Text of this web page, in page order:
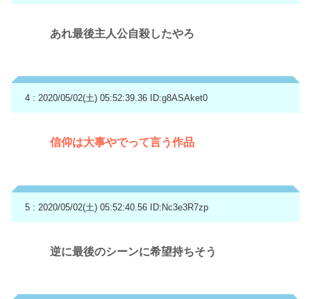
あれ最後主人公自殺したやろ
4 : 2020/05/02(土) 05:52:39.36 ID:g8ASAket0
信仰は大事やでって言う作品
5 : 2020/05/02(土) 05:52:40.56 ID:Nc3e3R7zp
逆に最後のシーンに希望持ちそう